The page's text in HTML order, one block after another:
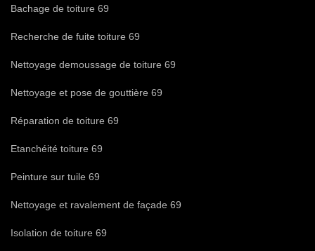
Bachage de toiture 69
Recherche de fuite toiture 69
Nettoyage demoussage de toiture 69
Nettoyage et pose de gouttière 69
Réparation de toiture 69
Etanchéité toiture 69
Peinture sur tuile 69
Nettoyage et ravalement de façade 69
Isolation de toiture 69